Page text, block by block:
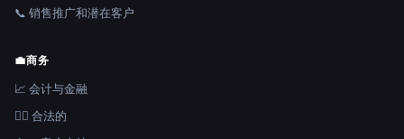
📞 销售推广和潜在客户
💼商务
📈 会计与金融
👩‍⚖️ 合法的